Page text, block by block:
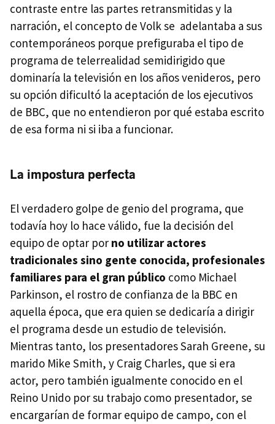
contraste entre las partes retransmitidas y la
narración, el concepto de Volk se adelantaba a sus
contemporáneos porque prefiguraba el tipo de
programa de telerrealidad semidirigido que
dominaría la televisión en los años venideros, pero
su opción dificultó la aceptación de los ejecutivos
de BBC, que no entendieron por qué estaba escrito
de esa forma ni si iba a funcionar.
La impostura perfecta
El verdadero golpe de genio del programa, que
todavía hoy lo hace válido, fue la decisión del
equipo de optar por no utilizar actores
tradicionales sino gente conocida, profesionales
familiares para el gran público como Michael
Parkinson, el rostro de confianza de la BBC en
aquella época, que era quien se dedicaría a dirigir
el programa desde un estudio de televisión.
Mientras tanto, los presentadores Sarah Greene, su
marido Mike Smith, y Craig Charles, que si era
actor, pero también igualmente conocido en el
Reino Unido por su trabajo como presentador, se
encargarían de formar equipo de campo, con el